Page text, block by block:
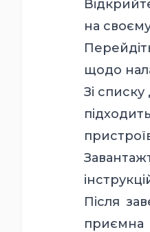
на
щодо
Зі
Після
приємна